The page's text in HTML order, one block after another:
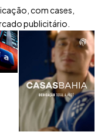
com cases,
publicitário.